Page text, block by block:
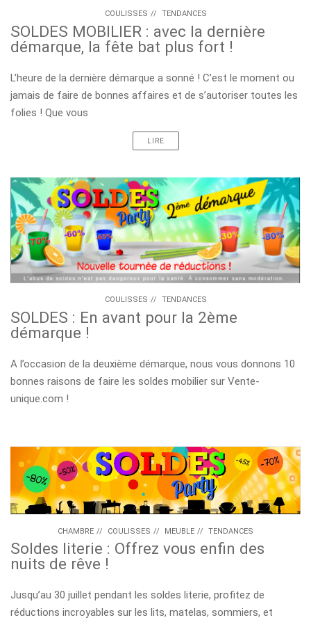
COULISSES // TENDANCES
SOLDES MOBILIER : avec la dernière
démarque, la fête bat plus fort !
L’heure de la dernière démarque a sonné ! C’est le moment ou
jamais de faire de bonnes affaires et de s’autoriser toutes les
folies ! Que vous
LIRE
COULISSES // TENDANCES
SOLDES : En avant pour la 2ème
démarque !
A l’occasion de la deuxième démarque, nous vous donnons 10
bonnes raisons de faire les soldes mobilier sur Vente-
unique.com !
CHAMBRE // COULISSES // MEUBLE // TENDANCES
Soldes literie : Offrez vous enfin des
nuits de rêve !
Jusqu’au 30 juillet pendant les soldes literie, profitez de
réductions incroyables sur les lits, matelas, sommiers, et